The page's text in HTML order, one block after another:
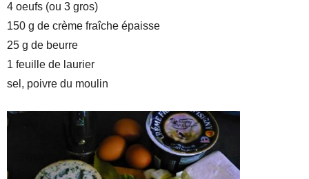
4 oeufs (ou 3 gros)
150 g de crème fraîche épaisse
25 g de beurre
1 feuille de laurier
sel, poivre du moulin